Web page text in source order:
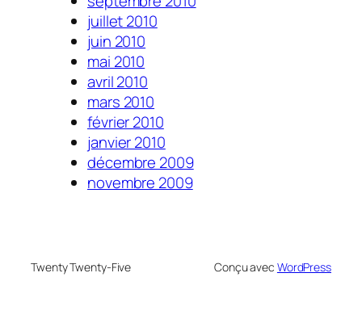
juillet 2010
juin 2010
mai 2010
avril 2010
mars 2010
février 2010
janvier 2010
décembre 2009
novembre 2009
Twenty Twenty-Five Conçu avec WordPress